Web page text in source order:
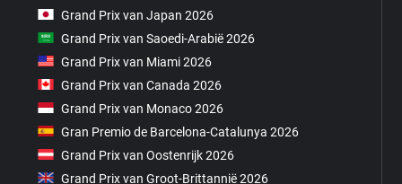
Grand Prix van Japan 2026
Grand Prix van Saoedi-Arabië 2026
Grand Prix van Miami 2026
Grand Prix van Canada 2026
Grand Prix van Monaco 2026
Gran Premio de Barcelona-Catalunya 2026
Grand Prix van Oostenrijk 2026
Grand Prix van Groot-Brittannië 2026